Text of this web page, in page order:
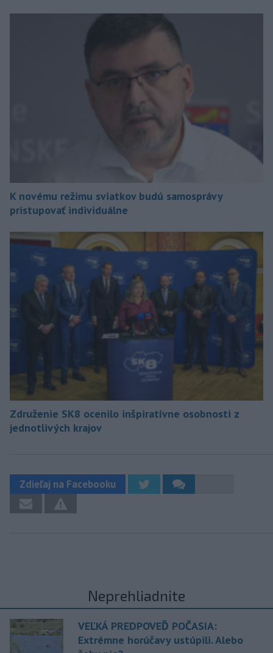
K novému režimu sviatkov budú samosprávy
pristupovať individuálne
Združenie SK8 ocenilo inšpiratívne osobnosti z
jednotlivých krajov
Zdieľaj na Facebooku
Neprehliadnite
VEĽKÁ PREDPOVEĎ POČASIA:
Extrémne horúčavy ustúpili. Alebo